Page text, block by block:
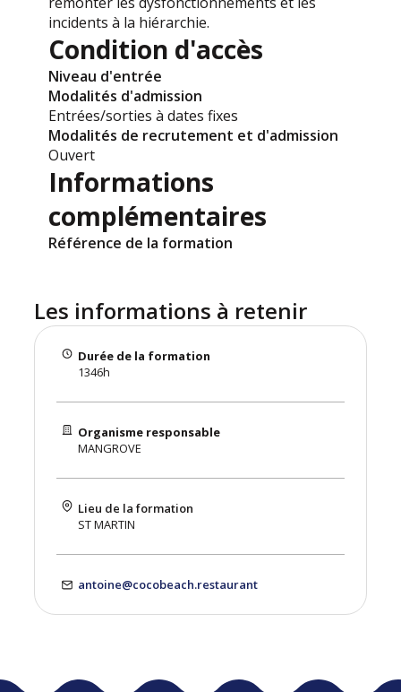
incidents à la hiérarchie.
Condition d'accès
Niveau d'entrée
Modalités d'admission
Entrées/sorties à dates fixes
Modalités de recrutement et d'admission
Ouvert
Informations
complémentaires
Référence de la formation
Les informations à retenir
Durée de la formation
1346h
Organisme responsable
MANGROVE
Lieu de la formation
ST MARTIN
antoine@cocobeach.restaurant